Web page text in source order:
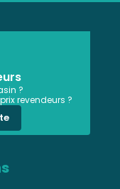
?
revendeurs ?